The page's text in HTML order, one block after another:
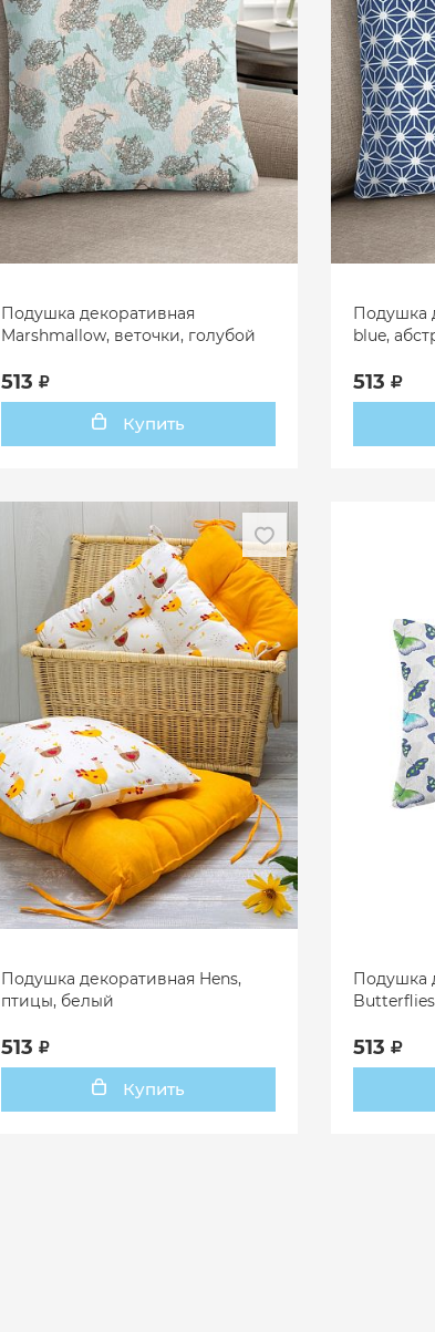
Подушка декоративная
Marshmallow, веточки, голубой
513
Купить
Подушка
blue,
513
Подушка декоративная Hens,
птицы, белый
513
Купить
Подушка
513